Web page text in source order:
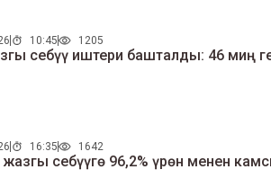
10:45 1205
себүү иштери башталды: 46 миң
16:35 1642
себүүгө 96,2% үрөн менен